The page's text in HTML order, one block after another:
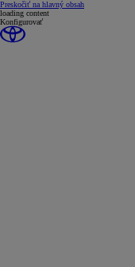
Preskočiť na hlavný obsah(Press Enter)
loading content
Konfigurovať